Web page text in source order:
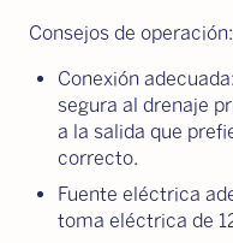
Consejos de operación:
Conexión
segura al drenaje
a la salida que
correcto.
Fuente eléctrica
toma eléctrica de